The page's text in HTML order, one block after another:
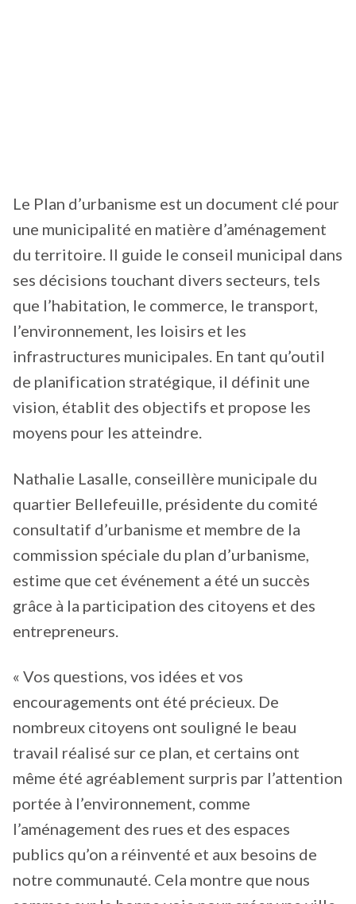
Le Plan d’urbanisme est un document clé pour
une municipalité en matière d’aménagement
du territoire. Il guide le conseil municipal dans
ses décisions touchant divers secteurs, tels
que l’habitation, le commerce, le transport,
l’environnement, les loisirs et les
infrastructures municipales. En tant qu’outil
de planification stratégique, il définit une
vision, établit des objectifs et propose les
moyens pour les atteindre.
Nathalie Lasalle, conseillère municipale du
quartier Bellefeuille, présidente du comité
consultatif d’urbanisme et membre de la
commission spéciale du plan d’urbanisme,
estime que cet événement a été un succès
grâce à la participation des citoyens et des
entrepreneurs.
« Vos questions, vos idées et vos
encouragements ont été précieux. De
nombreux citoyens ont souligné le beau
travail réalisé sur ce plan, et certains ont
même été agréablement surpris par l’attention
portée à l’environnement, comme
l’aménagement des rues et des espaces
publics qu’on a réinventé et aux besoins de
notre communauté. Cela montre que nous